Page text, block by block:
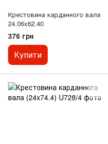
Крестовина карданного вала
24.06x62.40
376 грн
Купити